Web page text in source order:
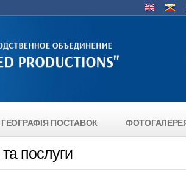
ГЕОГРАФІЯ ПОСТАВОК
послуги